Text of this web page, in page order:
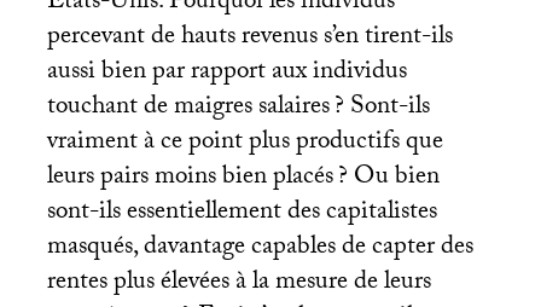
percevant de hauts revenus s’en tirent-ils
aussi bien par rapport aux individus
touchant de maigres salaires? Sont-ils
vraiment à ce point plus productifs que
leurs pairs moins bien placés? Ou bien
sont-ils essentiellement des capitalistes
masqués, davantage capables de capter des
rentes plus élevées à la mesure de leurs